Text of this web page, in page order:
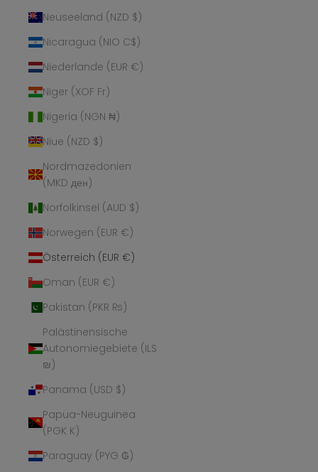
Neuseeland (NZD $)
Nicaragua (NIO C$)
Niederlande (EUR €)
Niger (XOF Fr)
Nigeria (NGN ₦)
Niue (NZD $)
Nordmazedonien
(MKD ден)
Norfolkinsel (AUD $)
Norwegen (EUR €)
Österreich (EUR €)
Oman (EUR €)
Pakistan (PKR ₨)
Palästinensische
Autonomiegebiete (ILS
₪)
Panama (USD $)
Papua-Neuguinea
(PGK K)
Paraguay (PYG ₲)